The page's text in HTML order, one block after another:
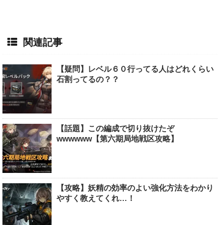
関連記事
【疑問】レベル６０行ってる人はどれくらい
石割ってるの？？
【話題】この編成で切り抜けたぞ
wwwwww【第六期局地戦区攻略】
【攻略】妖精の効率のよい強化方法をわかり
やすく教えてくれ…！